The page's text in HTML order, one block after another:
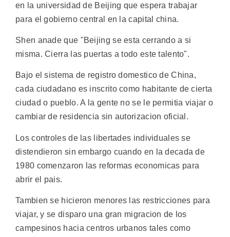
en la universidad de Beijing que espera trabajar
para el gobierno central en la capital china.
Shen anade que "Beijing se esta cerrando a si
misma. Cierra las puertas a todo este talento".
Bajo el sistema de registro domestico de China,
cada ciudadano es inscrito como habitante de cierta
ciudad o pueblo. A la gente no se le permitia viajar o
cambiar de residencia sin autorizacion oficial.
Los controles de las libertades individuales se
distendieron sin embargo cuando en la decada de
1980 comenzaron las reformas economicas para
abrir el pais.
Tambien se hicieron menores las restricciones para
viajar, y se disparo una gran migracion de los
campesinos hacia centros urbanos tales como